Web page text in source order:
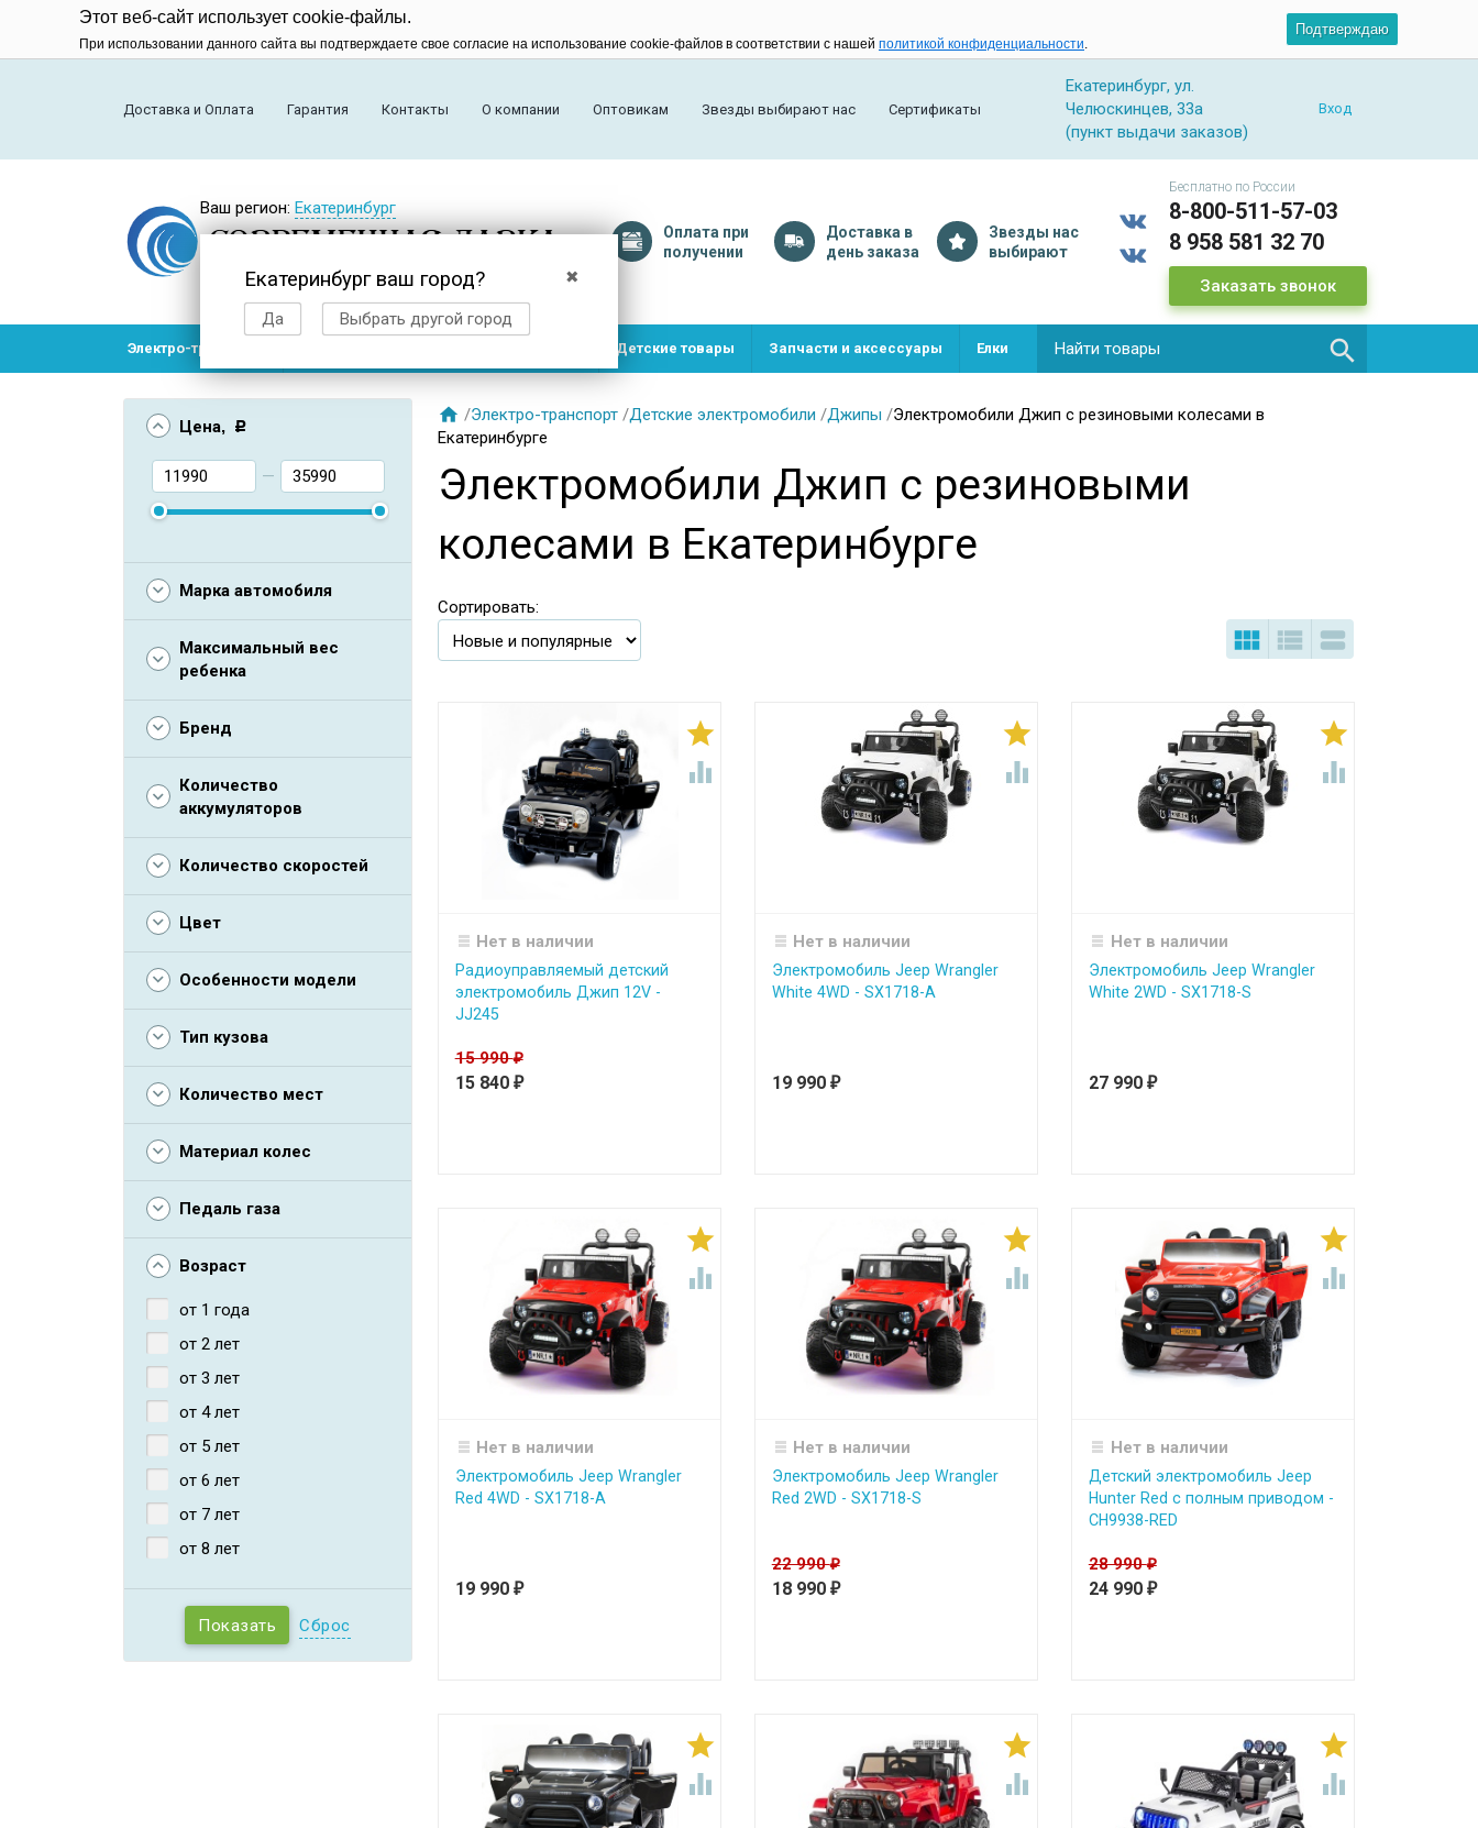
Этот веб-сайт использует cookie-файлы.
При использовании данного сайта вы подтверждаете свое согласие на использование cookie-файлов в соответствии с нашей политикой конфиденциальности.
Подтверждаю
Доставка и Оплата Гарантия Контакты О компании Оптовикам Звезды выбирают нас Сертификаты
Екатеринбург, ул.
Челюскинцев, 33а
(пункт выдачи заказов)
Вход
Ваш регион:Екатеринбург
✖
Екатеринбург ваш город?
Да Выбрать другой город
Оплата при
получении
Доставка в
день заказа
Звезды нас
выбирают
Бесплатно по России
8-800-511-57-03
8 958 581 32 70
Заказать звонок
Электро-транспорт Детские товары Запчасти и аксессуары Елки 
Цена , Р
—
Марка автомобиля
Максимальный вес
ребенка
Бренд
Количество
аккумуляторов
Количество скоростей
Цвет
Особенности модели
Тип кузова
Количество мест
Материал колес
Педаль газа
Возраст
от 1 года
от 2 лет
от 3 лет
от 4 лет
от 5 лет
от 6 лет
от 7 лет
от 8 лет
Сброс
 /Электро-транспорт /Детские электромобили /Джипы /Электромобили Джип с резиновыми колесами в
Екатеринбурге
Электромобили Джип с резиновыми
колесами в Екатеринбурге
Сортировать:
  


Нет в наличии
Радиоуправляемый детский
электромобиль Джип 12V -
JJ245
15 990₽
15 840 ₽


Нет в наличии
Электромобиль Jeep Wrangler
White 4WD - SX1718-A
19 990 ₽


Нет в наличии
Электромобиль Jeep Wrangler
White 2WD - SX1718-S
27 990 ₽


Нет в наличии
Электромобиль Jeep Wrangler
Red 4WD - SX1718-A
19 990 ₽


Нет в наличии
Электромобиль Jeep Wrangler
Red 2WD - SX1718-S
22 990₽
18 990 ₽


Нет в наличии
Детский электромобиль Jeep
Hunter Red с полным приводом -
CH9938-RED
28 990₽
24 990 ₽





